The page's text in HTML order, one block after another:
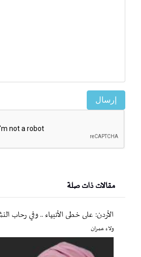
إرسال
مقالات ذات صلة
الأردن: على خطى الأنبياء .. وفي رحاب
ولاء عمران